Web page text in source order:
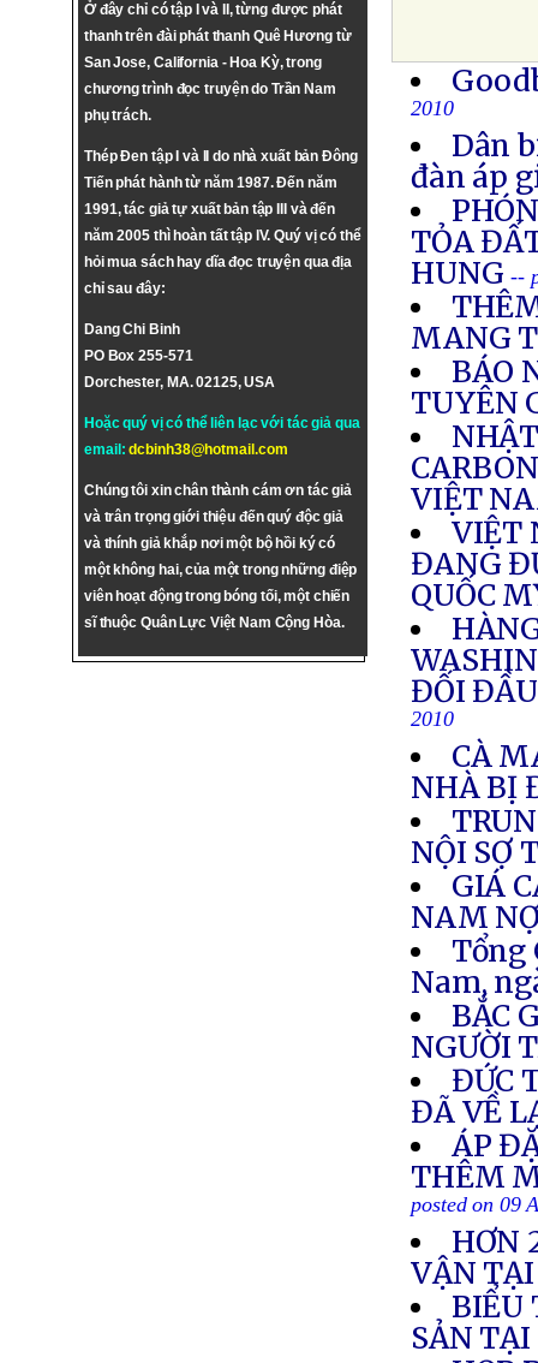
Ở đây chỉ có tập I và II, từng được phát
thanh trên đài phát thanh Quê Hương từ
San Jose, California - Hoa Kỳ, trong
chương trình đọc truyện do Trần Nam
phụ trách.
Thép Đen tập I và II do nhà xuất bản Đông
Tiến phát hành từ năm 1987. Đến năm
1991, tác giả tự xuất bản tập III và đến
năm 2005 thì hoàn tất tập IV. Quý vị có thể
hỏi mua sách hay dĩa đọc truyện qua địa
chỉ sau đây:
Dang Chi Binh
PO Box 255-571
Dorchester, MA. 02125, USA
Hoặc quý vị có thể liên lạc với tác giả qua
email:dcbinh38@hotmail.com
Chúng tôi xin chân thành cám ơn tác giả
và trân trọng giới thiệu đến quý độc giả
và thính giả khắp nơi một bộ hồi ký có
một không hai, của một trong những điệp
viên hoạt động trong bóng tối, một chiến
sĩ thuộc Quân Lực Việt Nam Cộng Hòa.
2010
Dân
đàn áp
TỎA
HUNG --
MANG
BÁO
TUYÊN
VIỆT
VIỆT
ĐANG
QUỐC
ĐỐI
2010
CÀ
NHÀ BỊ
NỘI SỢ
GIÁ
NAM
Tổng
Nam,
BẮC
NGƯỜI
ĐỨC
ĐÃ VỀ
ÁP
THÊM
posted on 09
HƠN
VẬN
BIỂU
SẢN